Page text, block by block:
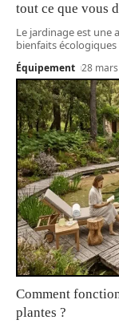
tout ce que vous
Le jardinage est une
bienfaits
Équipement 28
Comment
plantes ?